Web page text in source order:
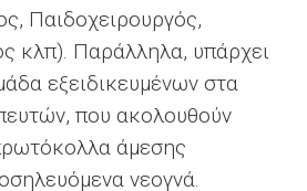
Παιδοχειρουργός,
κλπ). Παράλληλα, υπάρχει
εξειδικευμένων στα
που ακολουθούν
άμεσης
νεογνά.